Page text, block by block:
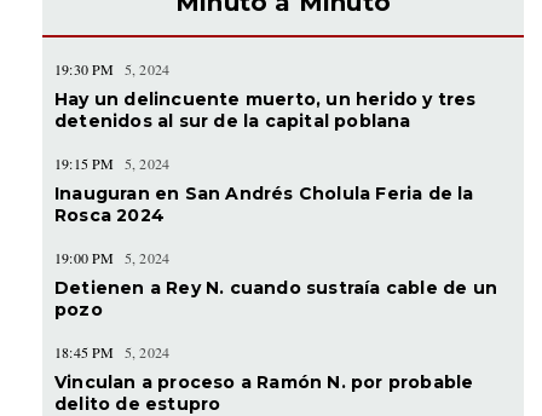
19:30 PM 5, 2024
Hay un delincuente muerto, un herido y tres
detenidos al sur de la capital poblana
19:15 PM 5, 2024
Inauguran en San Andrés Cholula Feria de la
Rosca 2024
19:00 PM 5, 2024
Detienen a Rey N. cuando sustraía cable de un
pozo
18:45 PM 5, 2024
Vinculan a proceso a Ramón N. por probable
delito de estupro